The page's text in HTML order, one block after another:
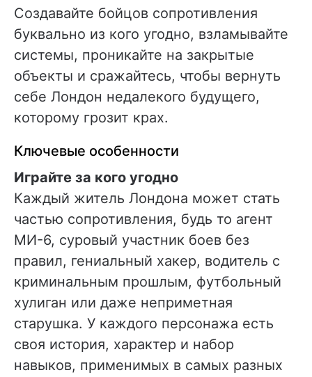
Создавайте бойцов сопротивления
буквально из кого угодно, взламывайте
системы, проникайте на закрытые
объекты и сражайтесь, чтобы вернуть
себе Лондон недалекого будущего,
которому грозит крах.
Ключевые особенности
Играйте за кого угодно
Каждый житель Лондона может стать
частью сопротивления, будь то агент
МИ-6, суровый участник боев без
правил, гениальный хакер, водитель с
криминальным прошлым, футбольный
хулиган или даже неприметная
старушка. У каждого персонажа есть
своя история, характер и набор
навыков, применимых в самых разных